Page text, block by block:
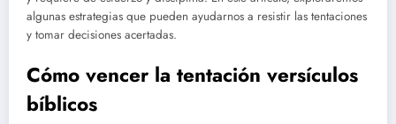
algunas estrategias que pueden ayudarnos a resistir las tentaciones
y tomar decisiones acertadas.
Cómo vencer la tentación versículos
bíblicos